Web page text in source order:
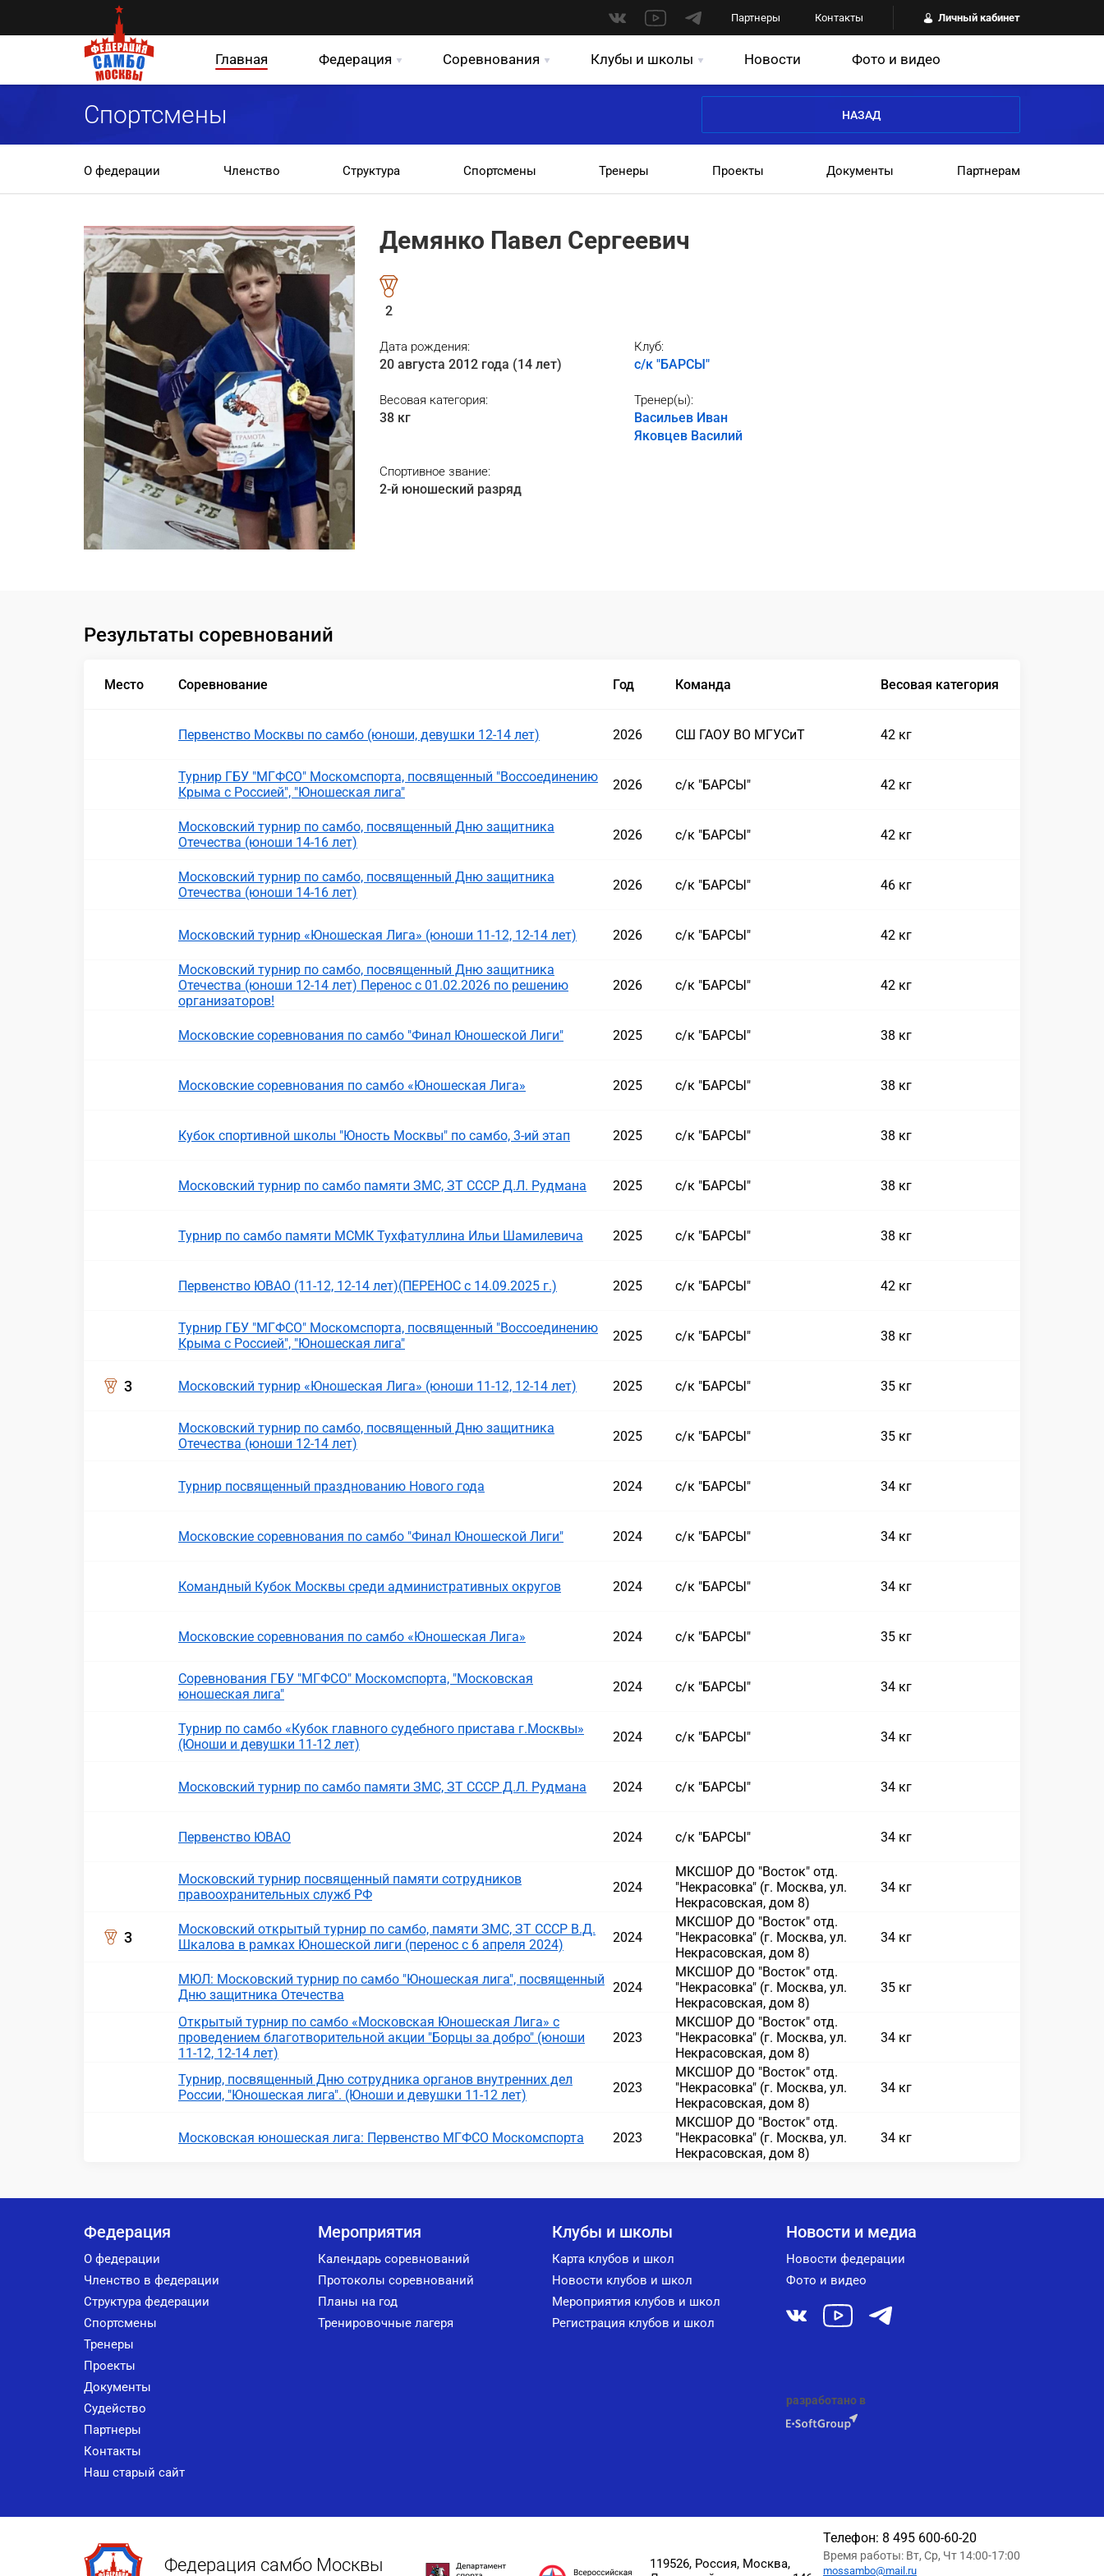
Партнеры Контакты Личный кабинет
Главная Федерация Соревнования Клубы и школы Новости Фото и видео
Спортсмены НАЗАД
О федерации Членство Структура Спортсмены Тренеры Проекты Документы Партнерам
Демянко Павел Сергеевич
2
Дата рождения:
20 августа 2012 года (14 лет)
Клуб:
с/к "БАРСЫ"
Весовая категория:
38 кг
Тренер(ы):
Васильев Иван
Яковцев Василий
Спортивное звание:
2-й юношеский разряд
Результаты соревнований
Место Соревнование Год Команда Весовая категория
Первенство Москвы по самбо (юноши, девушки 12-14 лет) 2026 СШ ГАОУ ВО МГУСиТ 42 кг
Турнир ГБУ "МГФСО" Москомспорта, посвященный "Воссоединению
Крыма с Россией", "Юношеская лига"
2026 с/к "БАРСЫ" 42 кг
Московский турнир по самбо, посвященный Дню защитника
Отечества (юноши 14-16 лет)
2026 с/к "БАРСЫ" 42 кг
Московский турнир по самбо, посвященный Дню защитника
Отечества (юноши 14-16 лет)
2026 с/к "БАРСЫ" 46 кг
Московский турнир «Юношеская Лига» (юноши 11-12, 12-14 лет) 2026 с/к "БАРСЫ" 42 кг
Московский турнир по самбо, посвященный Дню защитника
Отечества (юноши 12-14 лет) Перенос с 01.02.2026 по решению
организаторов!
2026 с/к "БАРСЫ" 42 кг
Московские соревнования по самбо "Финал Юношеской Лиги" 2025 с/к "БАРСЫ" 38 кг
Московские соревнования по самбо «Юношеская Лига» 2025 с/к "БАРСЫ" 38 кг
Кубок спортивной школы "Юность Москвы" по самбо, 3-ий этап 2025 с/к "БАРСЫ" 38 кг
Московский турнир по самбо памяти ЗМС, ЗТ СССР Д.Л. Рудмана 2025 с/к "БАРСЫ" 38 кг
Турнир по самбо памяти МСМК Тухфатуллина Ильи Шамилевича 2025 с/к "БАРСЫ" 38 кг
Первенство ЮВАО (11-12, 12-14 лет)(ПЕРЕНОС с 14.09.2025 г.) 2025 с/к "БАРСЫ" 42 кг
Турнир ГБУ "МГФСО" Москомспорта, посвященный "Воссоединению
Крыма с Россией", "Юношеская лига"
2025 с/к "БАРСЫ" 38 кг
3 Московский турнир «Юношеская Лига» (юноши 11-12, 12-14 лет) 2025 с/к "БАРСЫ" 35 кг
Московский турнир по самбо, посвященный Дню защитника
Отечества (юноши 12-14 лет)
2025 с/к "БАРСЫ" 35 кг
Турнир посвященный празднованию Нового года 2024 с/к "БАРСЫ" 34 кг
Московские соревнования по самбо "Финал Юношеской Лиги" 2024 с/к "БАРСЫ" 34 кг
Командный Кубок Москвы среди административных округов 2024 с/к "БАРСЫ" 34 кг
Московские соревнования по самбо «Юношеская Лига» 2024 с/к "БАРСЫ" 35 кг
Соревнования ГБУ "МГФСО" Москомспорта, "Московская
юношеская лига"
2024 с/к "БАРСЫ" 34 кг
Турнир по самбо «Кубок главного судебного пристава г.Москвы»
(Юноши и девушки 11-12 лет)
2024 с/к "БАРСЫ" 34 кг
Московский турнир по самбо памяти ЗМС, ЗТ СССР Д.Л. Рудмана 2024 с/к "БАРСЫ" 34 кг
Первенство ЮВАО 2024 с/к "БАРСЫ" 34 кг
Московский турнир посвященный памяти сотрудников
правоохранительных служб РФ
2024
МКСШОР ДО "Восток" отд.
"Некрасовка" (г. Москва, ул.
Некрасовская, дом 8)
34 кг
3
Московский открытый турнир по самбо, памяти ЗМС, ЗТ СССР В.Д.
Шкалова в рамках Юношеской лиги (перенос с 6 апреля 2024)
2024
МКСШОР ДО "Восток" отд.
"Некрасовка" (г. Москва, ул.
Некрасовская, дом 8)
34 кг
МЮЛ: Московский турнир по самбо "Юношеская лига", посвященный
Дню защитника Отечества
2024
МКСШОР ДО "Восток" отд.
"Некрасовка" (г. Москва, ул.
Некрасовская, дом 8)
35 кг
Открытый турнир по самбо «Московская Юношеская Лига» с
проведением благотворительной акции "Борцы за добро" (юноши
11-12, 12-14 лет)
2023
МКСШОР ДО "Восток" отд.
"Некрасовка" (г. Москва, ул.
Некрасовская, дом 8)
34 кг
Турнир, посвященный Дню сотрудника органов внутренних дел
России, "Юношеская лига". (Юноши и девушки 11-12 лет)
2023
МКСШОР ДО "Восток" отд.
"Некрасовка" (г. Москва, ул.
Некрасовская, дом 8)
34 кг
Московская юношеская лига: Первенство МГФСО Москомспорта 2023
МКСШОР ДО "Восток" отд.
"Некрасовка" (г. Москва, ул.
Некрасовская, дом 8)
34 кг
Федерация
О федерации
Членство в федерации
Структура федерации
Спортсмены
Тренеры
Проекты
Документы
Судейство
Партнеры
Контакты
Наш старый сайт
Мероприятия
Календарь соревнований
Протоколы соревнований
Планы на год
Тренировочные лагеря
Клубы и школы
Карта клубов и школ
Новости клубов и школ
Мероприятия клубов и школ
Регистрация клубов и школ
Новости и медиа
Новости федерации
Фото и видео
разработано в
Федерация самбо Москвы
119526, Россия, Москва,
Телефон: 8 495 600-60-20
Время работы: Вт, Ср, Чт 14:00-17:00
mossambo@mail.ru